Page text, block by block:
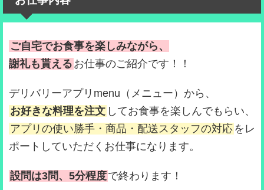
ご自宅でお食事を楽しみながら、
謝礼も貰える お仕事のご紹介です！！
デリバリーアプリmenu（メニュー）から、
お好きな料理を注文 してお食事を楽しんでもらい、
アプリの使い勝手・商品・配送スタッフの対応 をレ
ポートしていただくお仕事になります。
設問は3問、5分程度で終わります！